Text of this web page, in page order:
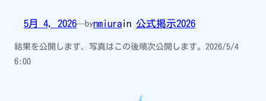
5月 4, 2026—bynmiurain 公式掲示2026
結果を公開します、写真はこの後順次公開します。2026/5/4
6:00